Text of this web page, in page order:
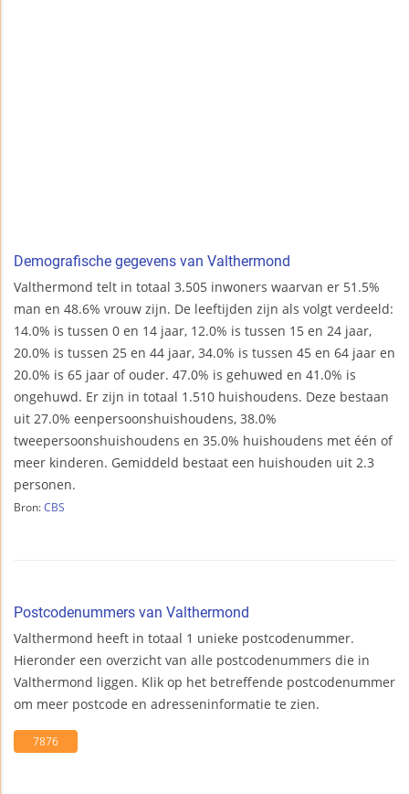
Demografische gegevens van Valthermond
Valthermond telt in totaal 3.505 inwoners waarvan er 51.5%
man en 48.6% vrouw zijn. De leeftijden zijn als volgt verdeeld:
14.0% is tussen 0 en 14 jaar, 12.0% is tussen 15 en 24 jaar,
20.0% is tussen 25 en 44 jaar, 34.0% is tussen 45 en 64 jaar en
20.0% is 65 jaar of ouder. 47.0% is gehuwed en 41.0% is
ongehuwd. Er zijn in totaal 1.510 huishoudens. Deze bestaan
uit 27.0% eenpersoonshuishoudens, 38.0%
tweepersoonshuishoudens en 35.0% huishoudens met één of
meer kinderen. Gemiddeld bestaat een huishouden uit 2.3
personen.
Bron: CBS
Postcodenummers van Valthermond
Valthermond heeft in totaal 1 unieke postcodenummer.
Hieronder een overzicht van alle postcodenummers die in
Valthermond liggen. Klik op het betreffende postcodenummer
om meer postcode en adresseninformatie te zien.
7876